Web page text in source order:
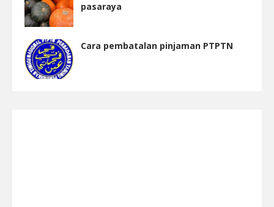
pasaraya
Cara pembatalan pinjaman PTPTN